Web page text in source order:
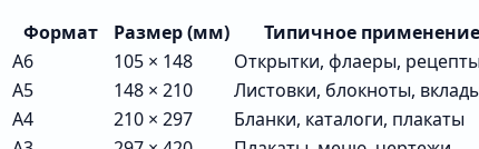
Формат Размер (мм)
Типичное применение
A6
105 × 148
Открытки, флаеры, рецепты
A5
148 × 210
Листовки, блокноты,
A4
210 × 297
Бланки, каталоги, плакаты